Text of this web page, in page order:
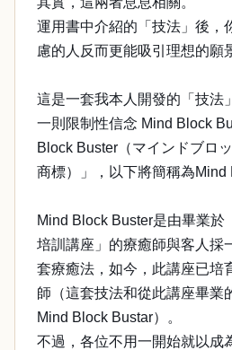
運用書中介紹的「技法」後，
慮的人反而更能吸引理想的願
這是一套我本人開發的「技法
一則限制性信念 Mind Block
Block Buster（マインドブロ
商標）」，以下將簡稱為Mind
Mind Block Buster是由畢業於
培訓講座」的療癒師與客人採
套療癒法，如今，此講座已培
師（這套技法和從此講座畢業
Mind Block Bustar）。
不過，各位不用一開始就以成